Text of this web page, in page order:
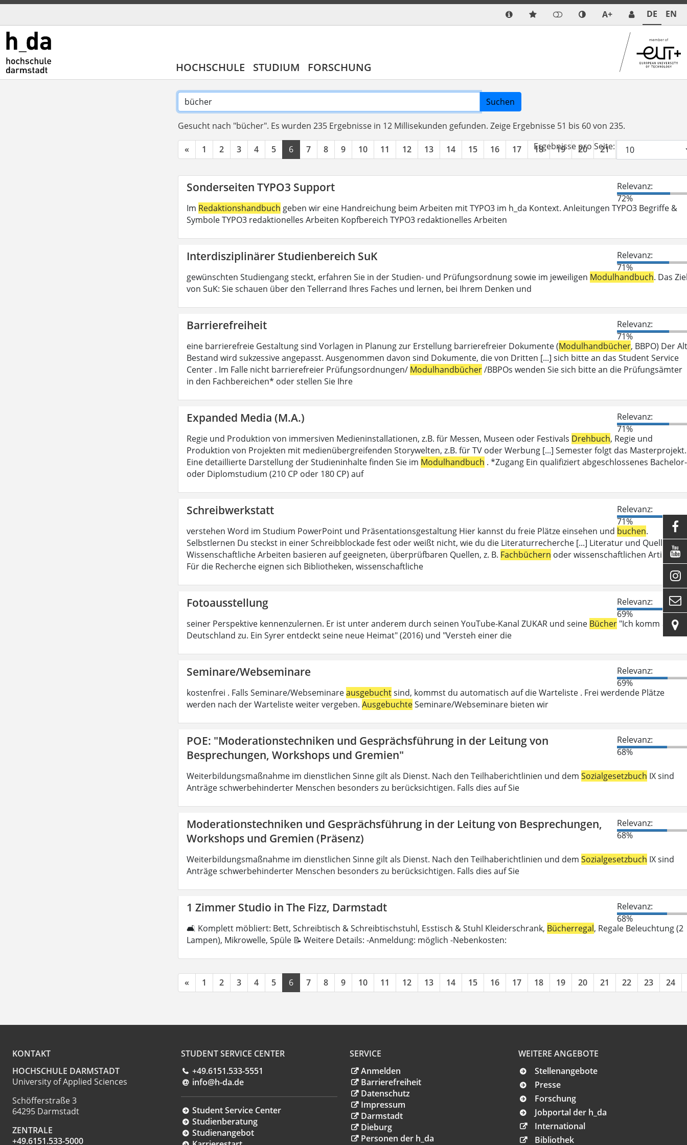
A+ DE EN
HOCHSCHULE STUDIUM FORSCHUNG
Suchen
Gesucht nach "bücher". Es wurden 235 Ergebnisse in 12 Millisekunden gefunden. Zeige Ergebnisse 51 bis 60 von 235.
« 1 2 3 4 5 6 7 8 9 10 11 12 13 14 15 16 17 18 19 20 21 22
Ergebnisse pro Seite:
Sonderseiten TYPO3 Support
Relevanz:
72%
Im Redaktionshandbuch geben wir eine Handreichung beim Arbeiten mit TYPO3 im h_da Kontext. Anleitungen TYPO3 Begriffe &
Symbole TYPO3 redaktionelles Arbeiten Kopfbereich TYPO3 redaktionelles Arbeiten
Interdisziplinärer Studienbereich SuK
Relevanz:
71%
gewünschten Studiengang steckt, erfahren Sie in der Studien- und Prüfungsordnung sowie im jeweiligen Modulhandbuch. Das
von SuK: Sie schauen über den Tellerrand Ihres Faches und lernen, bei Ihrem Denken und
Barrierefreiheit
Relevanz:
71%
eine barrierefreie Gestaltung sind Vorlagen in Planung zur Erstellung barrierefreier Dokumente (Modulhandbücher, BBPO) Der
Bestand wird sukzessive angepasst. Ausgenommen davon sind Dokumente, die von Dritten [...] sich bitte an das Student Service
Center . Im Falle nicht barrierefreier Prüfungsordnungen/ Modulhandbücher/BBPOs wenden Sie sich bitte an die Prüfungsämter
in den Fachbereichen* oder stellen Sie Ihre
Expanded Media (M.A.)
Relevanz:
71%
Regie und Produktion von immersiven Medieninstallationen, z.B. für Messen, Museen oder Festivals Drehbuch, Regie und
Produktion von Projekten mit medienübergreifenden Storywelten, z.B. für TV oder Werbung [...] Semester folgt das Masterprojekt.
Eine detaillierte Darstellung der Studieninhalte finden Sie im Modulhandbuch . *Zugang Ein qualifiziert abgeschlossenes Bachelor-
oder Diplomstudium (210 CP oder 180 CP) auf
Schreibwerkstatt
Relevanz:
71%
verstehen Word im Studium PowerPoint und Präsentationsgestaltung Hier kannst du freie Plätze einsehen und buchen.
Selbstlernen Du steckst in einer Schreibblockade fest oder weißt nicht, wie du die Literaturrecherche [...] Literatur und Quellen
Wissenschaftliche Arbeiten basieren auf geeigneten, überprüfbaren Quellen, z. B. Fachbüchern oder wissenschaftlichen Artikeln.
Für die Recherche eignen sich Bibliotheken, wissenschaftliche
Fotoausstellung
Relevanz:
69%
seiner Perspektive kennenzulernen. Er ist unter anderem durch seinen YouTube-Kanal ZUKAR und seine Bücher "Ich komm auf
Deutschland zu. Ein Syrer entdeckt seine neue Heimat" (2016) und "Versteh einer die
Seminare/Webseminare
Relevanz:
69%
kostenfrei . Falls Seminare/Webseminareausgebuchtsind, kommst du automatisch auf die Warteliste . Frei werdende Plätze
werden nach der Warteliste weiter vergeben. AusgebuchteSeminare/Webseminare bieten wir
POE: "Moderationstechniken und Gesprächsführung in der Leitung von
Besprechungen, Workshops und Gremien"
Relevanz:
68%
Weiterbildungsmaßnahme im dienstlichen Sinne gilt als Dienst. Nach den Teilhaberichtlinien und dem Sozialgesetzbuch IX sind
Anträge schwerbehinderter Menschen besonders zu berücksichtigen. Falls dies auf Sie
Moderationstechniken und Gesprächsführung in der Leitung von Besprechungen,
Workshops und Gremien (Präsenz)
Relevanz:
68%
Weiterbildungsmaßnahme im dienstlichen Sinne gilt als Dienst. Nach den Teilhaberichtlinien und dem Sozialgesetzbuch IX sind
Anträge schwerbehinderter Menschen besonders zu berücksichtigen. Falls dies auf Sie
1 Zimmer Studio in The Fizz, Darmstadt
Relevanz:
68%
🛋 Komplett möbliert: Bett, Schreibtisch & Schreibtischstuhl, Esstisch & Stuhl Kleiderschrank, Bücherregal, Regale Beleuchtung (2
Lampen), Mikrowelle, Spüle 📝 Weitere Details: -Anmeldung: möglich -Nebenkosten:
« 1 2 3 4 5 6 7 8 9 10 11 12 13 14 15 16 17 18 19 20 21 22 23 24
KONTAKT
HOCHSCHULE DARMSTADT
University of Applied Sciences
Schöfferstraße 3
64295 Darmstadt
ZENTRALE
+49.6151.533-5000
STUDENT SERVICE CENTER
+49.6151.533-5551
info@h-da.de
Student Service Center
Studienberatung
Studienangebot
SERVICE
Anmelden
Barrierefreiheit
Datenschutz
Impressum
Darmstadt
Dieburg
Personen der h_da
WEITERE ANGEBOTE
Stellenangebote
Presse
Forschung
Jobportal der h_da
International
Bibliothek




